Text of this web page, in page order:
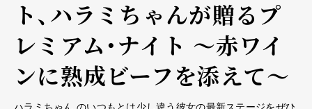
ト、ハラミちゃんが贈るプ
レミアム・ナイト ～赤ワイ
ンに熟成ビーフを添えて～
ハラミちゃん のいつもとは少し違う彼女の最新ステージをぜひ